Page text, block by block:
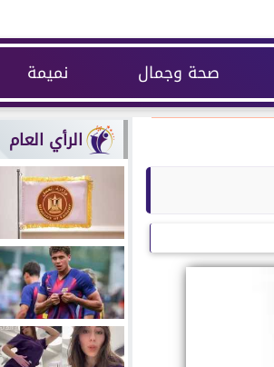
صحة وجمال نميمة
الرأي العام